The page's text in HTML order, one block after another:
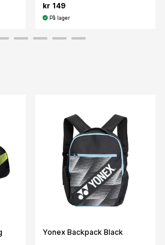
kr 149
På lager
Yonex Backpack Black